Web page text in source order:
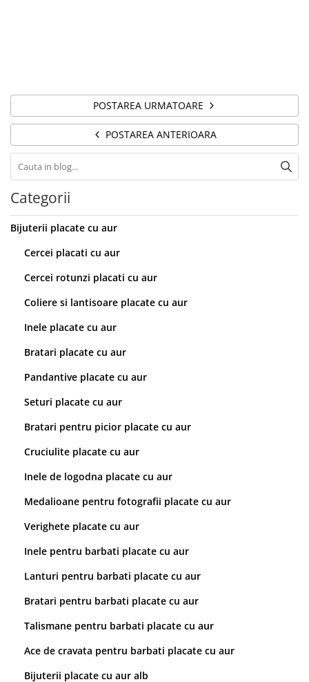
POSTAREA URMATOARE
POSTAREA ANTERIOARA
Categorii
Bijuterii placate cu aur
Cercei placati cu aur
Cercei rotunzi placati cu aur
Coliere si lantisoare placate cu aur
Inele placate cu aur
Bratari placate cu aur
Pandantive placate cu aur
Seturi placate cu aur
Bratari pentru picior placate cu aur
Cruciulite placate cu aur
Inele de logodna placate cu aur
Medalioane pentru fotografii placate cu aur
Verighete placate cu aur
Inele pentru barbati placate cu aur
Lanturi pentru barbati placate cu aur
Bratari pentru barbati placate cu aur
Talismane pentru barbati placate cu aur
Ace de cravata pentru barbati placate cu aur
Bijuterii placate cu aur alb